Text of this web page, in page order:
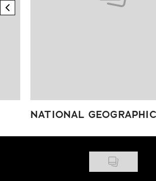
previous element
NATIONAL GEOGRAPHIC